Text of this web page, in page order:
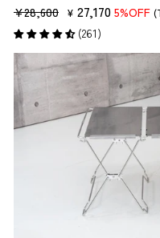
販
売
価
格
¥28,600 セ
ー
ル
価
¥ 27,170 5%OFF
(261)